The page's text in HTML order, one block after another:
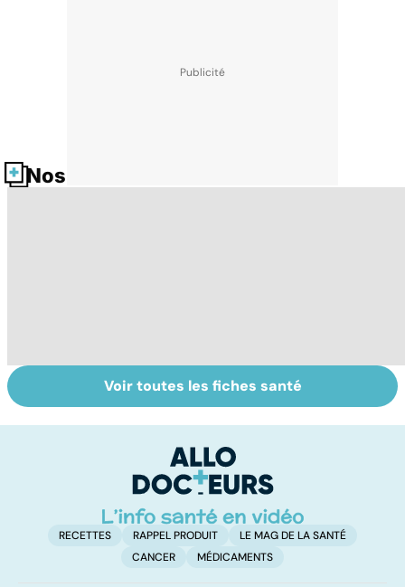
Nos fiches santé
Tout savoir sur
les infections
Inflammation des
amygdales : que
d'angine ?
Voir toutes les fiches santé
RECETTES RAPPEL PRODUIT
LE MAG DE LA SANTÉ
CANCER
MÉDICAMENTS